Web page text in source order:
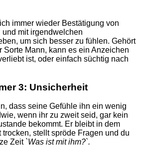
immer wieder Bestätigung von
mit irgendwelchen
um sich besser zu fühlen. Gehört
Sorte Mann, kann es ein Anzeichen
ist, oder einfach süchtig nach
3: Unsicherheit
dass seine Gefühle ihn ein wenig
wenn ihr zu zweit seid, gar kein
bekommt. Er bleibt in dem
stellt spröde Fragen und du
Zeit `Was ist mit ihm?`.